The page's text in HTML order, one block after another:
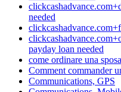
needed
payday loan needed
come ordinare una
Comment commander
Communications, GPS